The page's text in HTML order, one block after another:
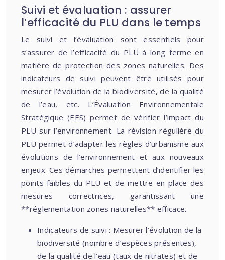
Suivi et évaluation : assurer
l’efficacité du PLU dans le temps
Le suivi et l’évaluation sont essentiels pour
s’assurer de l’efficacité du PLU à long terme en
matière de protection des zones naturelles. Des
indicateurs de suivi peuvent être utilisés pour
mesurer l’évolution de la biodiversité, de la qualité
de l’eau, etc. L’Évaluation Environnementale
Stratégique (EES) permet de vérifier l’impact du
PLU sur l’environnement. La révision régulière du
PLU permet d’adapter les règles d’urbanisme aux
évolutions de l’environnement et aux nouveaux
enjeux. Ces démarches permettent d’identifier les
points faibles du PLU et de mettre en place des
mesures correctrices, garantissant une
**réglementation zones naturelles** efficace.
Indicateurs de suivi : Mesurer l’évolution de la
biodiversité (nombre d’espèces présentes),
de la qualité de l’eau (taux de nitrates) et de